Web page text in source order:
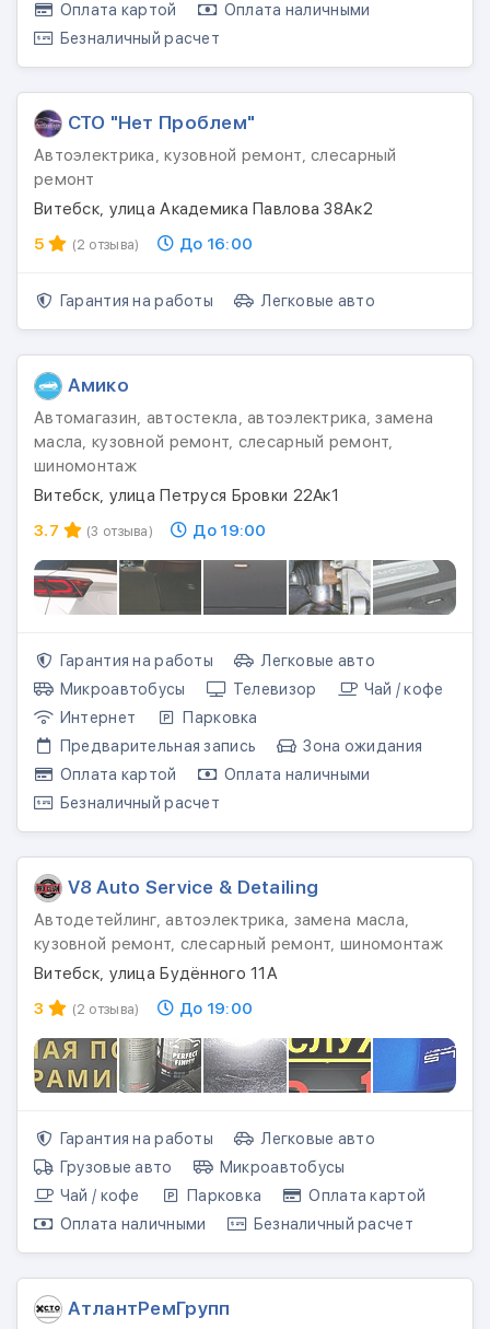
Оплата картой
Оплата наличными
Безналичный расчет
СТО "Нет Проблем"
Автоэлектрика, кузовной ремонт, слесарный
ремонт
Витебск, улица Академика Павлова 38Ак2
5
(2 отзыва) До 16:00
Гарантия на работы Легковые авто
Амико
Автомагазин, автостекла, автоэлектрика, замена
масла, кузовной ремонт, слесарный ремонт,
шиномонтаж
Витебск, улица Петруся Бровки 22Aк1
3.7
(3 отзыва) До 19:00
Гарантия на работы
Легковые авто
Микроавтобусы
Телевизор
Чай / кофе
Интернет
Парковка
Предварительная запись
Зона ожидания
Оплата картой
Оплата наличными
Безналичный расчет
V8 Auto Service & Detailing
Автодетейлинг, автоэлектрика, замена масла,
кузовной ремонт, слесарный ремонт, шиномонтаж
Витебск, улица Будённого 11А
3
(2 отзыва) До 19:00
Гарантия на работы
Легковые авто
Грузовые авто
Микроавтобусы
Чай / кофе
Парковка
Оплата картой
Оплата наличными
Безналичный расчет
АтлантРемГрупп